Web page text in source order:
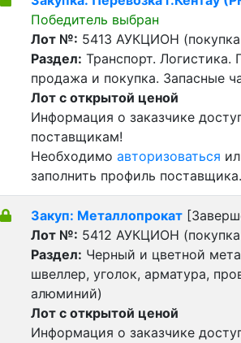
Победитель выбран
Лот №: 5413 АУКЦИОН (покупка
Раздел: Транспорт. Логистика.
продажа и покупка. Запасные
Лот с открытой ценой
Информация о заказчике
поставщикам!
Необходимо авторизоваться
заполнить профиль поставщика.
Закуп: Металлопрокат
Лот №: 5412 АУКЦИОН (покупка
Раздел: Черный и цветной
швеллер, уголок, арматура,
алюминий)
Лот с открытой ценой
Информация о заказчике